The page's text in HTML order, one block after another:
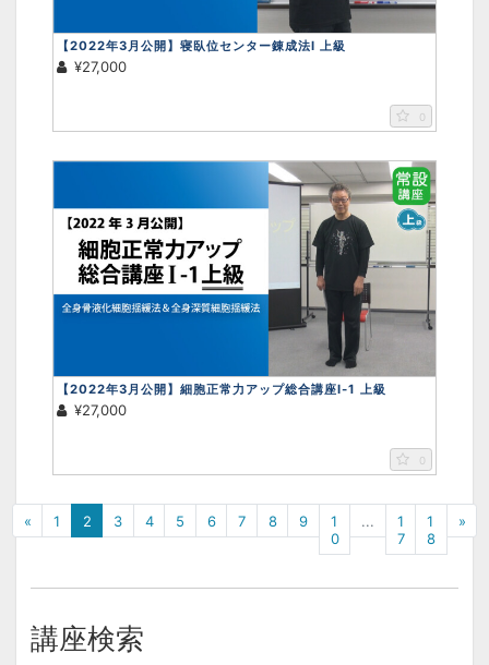
【2022年3月公開】寝臥位センター錬成法Ⅰ 上級
¥27,000
0
【2022年3月公開】細胞正常力アップ総合講座Ⅰ-1 上級
¥27,000
0
« 1 2 3 4 5 6 7 8 9
1
0
...
1
7
1
8
»
講座検索